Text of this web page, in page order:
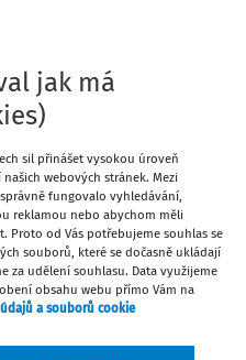
v
uložit
Poznámka
jak má
sil přinášet vysokou úroveň
webových stránek. Mezi
fungovalo vyhledávání,
reklamou nebo abychom měli
Proto od Vás potřebujeme souhlas se
souborů, které se dočasně ukládají
za udělení souhlasu. Data využijeme
obsahu webu přímo Vám na
a souborů cookie